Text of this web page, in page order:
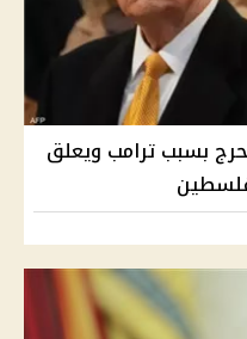
بسبب ترامب ويعلق